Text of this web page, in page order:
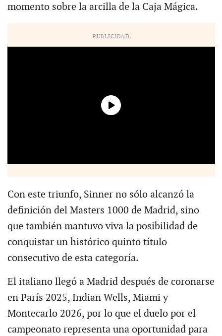
momento sobre la arcilla de la Caja Mágica.
PUBLICIDAD
Con este triunfo, Sinner no sólo alcanzó la
definición del Masters 1000 de Madrid, sino
que también mantuvo viva la posibilidad de
conquistar un histórico quinto título
consecutivo de esta categoría.
El italiano llegó a Madrid después de coronarse
en París 2025, Indian Wells, Miami y
Montecarlo 2026, por lo que el duelo por el
campeonato representa una oportunidad para